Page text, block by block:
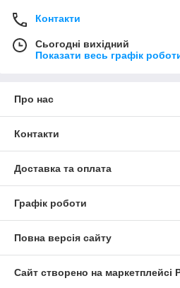
Контакти
Сьогодні вихідний
Показати весь графік
Про нас
Контакти
Доставка та оплата
Графік роботи
Повна версія сайту
Сайт створено на маркетплейсі